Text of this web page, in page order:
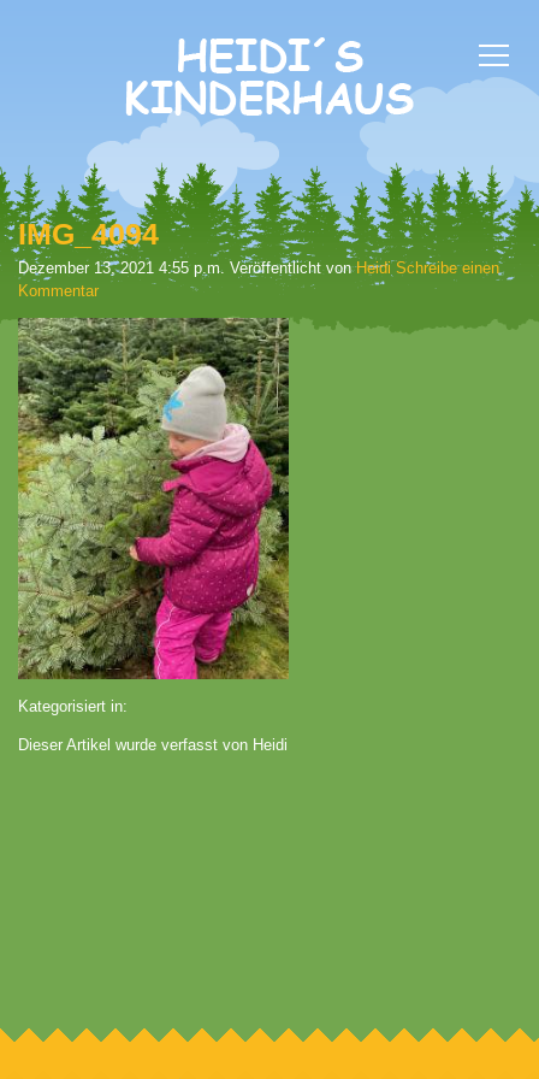
IMG_4094
Dezember 13, 2021 4:55 p.m. Veröffentlicht vonHeidi Schreibe einen
Kommentar
Kategorisiert in:
Dieser Artikel wurde verfasst von Heidi